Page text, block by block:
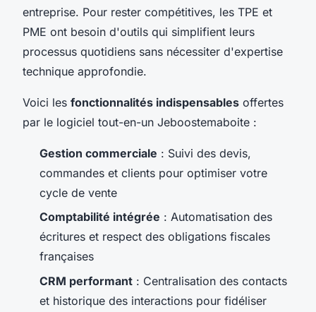
entreprise. Pour rester compétitives, les TPE et
PME ont besoin d'outils qui simplifient leurs
processus quotidiens sans nécessiter d'expertise
technique approfondie.
Voici les fonctionnalités indispensables offertes
par le logiciel tout-en-un Jeboostemaboite :
Gestion commerciale : Suivi des devis,
commandes et clients pour optimiser votre
cycle de vente
Comptabilité intégrée : Automatisation des
écritures et respect des obligations fiscales
françaises
CRM performant : Centralisation des contacts
et historique des interactions pour fidéliser